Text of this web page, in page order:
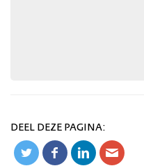
DEEL DEZE PAGINA: